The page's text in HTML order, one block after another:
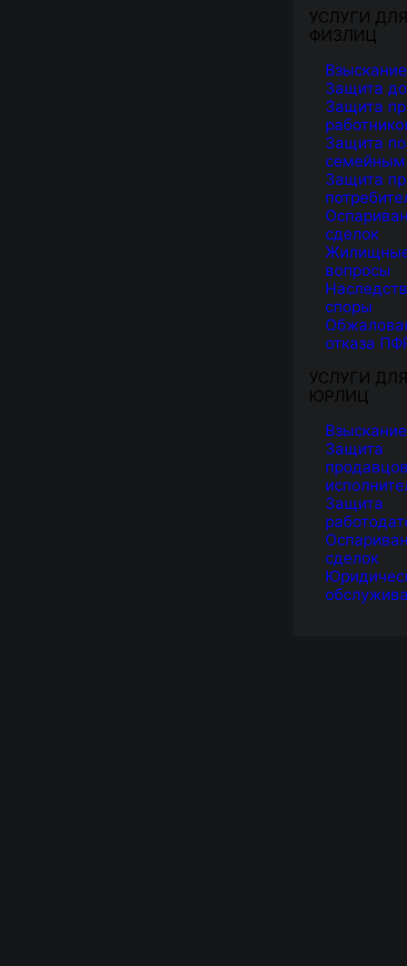
УСЛУГИ ДЛЯ
ФИЗЛИЦ
Защита
Защита
Защита по
Защита
сделок
вопросы
споры
отказа
УСЛУГИ ДЛЯ
ЮРЛИЦ
Защита
Защита
сделок